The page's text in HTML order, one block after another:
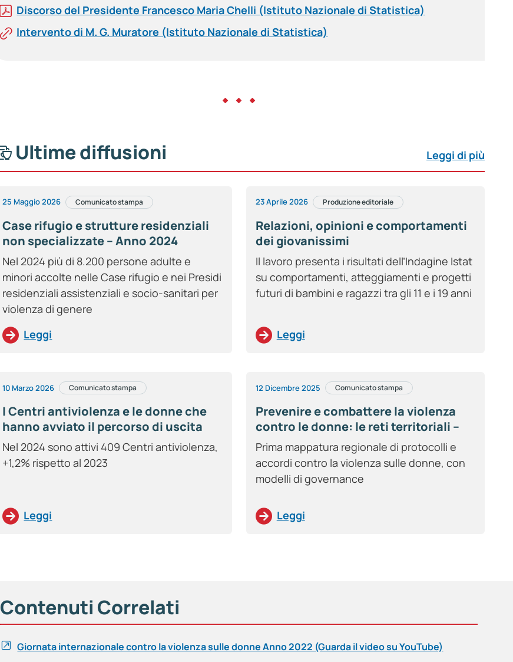
Discorso del Presidente Francesco Maria Chelli (Istituto Nazionale di Statistica)
Intervento di M. G. Muratore (Istituto Nazionale di Statistica)
Ultime diffusioni Leggi di più
25 Maggio 2026 Comunicato stampa
Case rifugio e strutture residenziali
non specializzate – Anno 2024
Nel 2024 più di 8.200 persone adulte e
minori accolte nelle Case rifugio e nei Presidi
residenziali assistenziali e socio-sanitari per
violenza di genere
Leggi
23 Aprile 2026 Produzione editoriale
Relazioni, opinioni e comportamenti
dei giovanissimi
Il lavoro presenta i risultati dell’Indagine Istat
su comportamenti, atteggiamenti e progetti
futuri di bambini e ragazzi tra gli 11 e i 19 anni
Leggi
10 Marzo 2026 Comunicato stampa
I Centri antiviolenza e le donne che
hanno avviato il percorso di uscita
dalla violenza – Anno 2024
Nel 2024 sono attivi 409 Centri antiviolenza,
+1,2% rispetto al 2023
Leggi
12 Dicembre 2025 Comunicato stampa
Prevenire e combattere la violenza
contro le donne: le reti territoriali –
Anno 2025
Prima mappatura regionale di protocolli e
accordi contro la violenza sulle donne, con
modelli di governance
Leggi
Contenuti Correlati
Giornata internazionale contro la violenza sulle donne Anno 2022 (Guarda il video su YouTube)